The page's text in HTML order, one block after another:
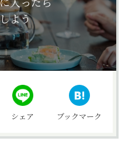
よう
シェア ブックマーク